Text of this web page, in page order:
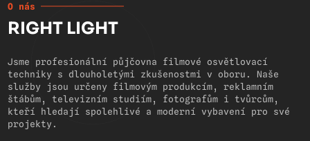
O nás
RIGHT LIGHT
Jsme profesionální půjčovna filmové osvětlovací
techniky s dlouholetými zkušenostmi v oboru. Naše
služby jsou určeny filmovým produkcím, reklamním
štábům, televizním studiím, fotografům i tvůrcům,
kteří hledají spolehlivé a moderní vybavení pro své
projekty.